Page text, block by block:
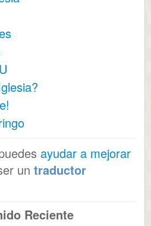
ayudar a mejorar
un traductor
Reciente